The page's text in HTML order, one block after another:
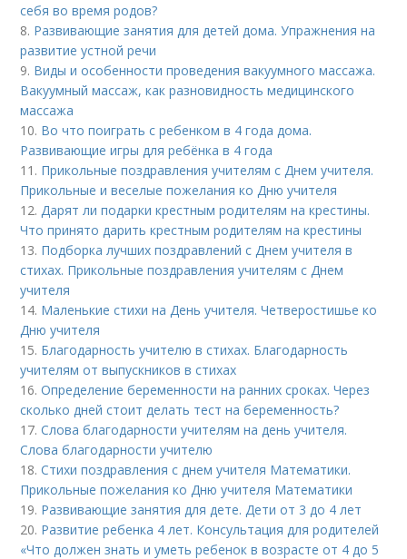
себя во время родов?
8. Развивающие занятия для детей дома. Упражнения на
развитие устной речи
9. Виды и особенности проведения вакуумного массажа.
Вакуумный массаж, как разновидность медицинского
массажа
10. Во что поиграть с ребенком в 4 года дома.
Развивающие игры для ребёнка в 4 года
11. Прикольные поздравления учителям с Днем учителя.
Прикольные и веселые пожелания ко Дню учителя
12.Дарят ли подарки крестным родителям на крестины.
Что принято дарить крестным родителям на крестины
13. Подборка лучших поздравлений с Днем учителя в
стихах. Прикольные поздравления учителям с Днем
учителя
14. Маленькие стихи на День учителя. Четверостишье ко
Дню учителя
15. Благодарность учителю в стихах. Благодарность
учителям от выпускников в стихах
16.Определение беременности на ранних сроках. Через
сколько дней стоит делать тест на беременность?
17.Слова благодарности учителям на день учителя.
Слова благодарности учителю
18.Стихи поздравления с днем учителя Математики.
Прикольные пожелания ко Дню учителя Математики
19. Развивающие занятия для дете. Дети от 3 до 4 лет
20. Развитие ребенка 4 лет. Консультация для родителей
«Что должен знать и уметь ребенок в возрасте от 4 до 5